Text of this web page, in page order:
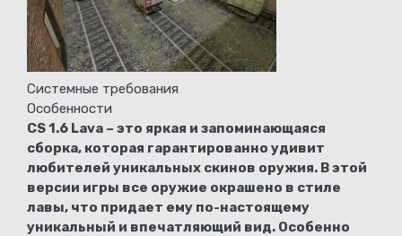
Системные требования
Особенности
CS 1.6 Lava – это яркая и запоминающаяся
сборка, которая гарантированно удивит
любителей уникальных скинов оружия. В этой
версии игры все оружие окрашено в стиле
лавы, что придает ему по-настоящему
уникальный и впечатляющий вид. Особенно